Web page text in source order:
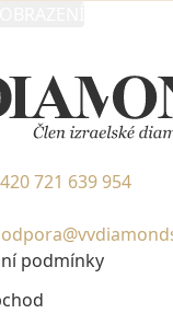
721 639 954
podmínky